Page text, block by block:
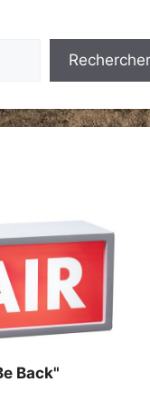
Rechercher
Back"